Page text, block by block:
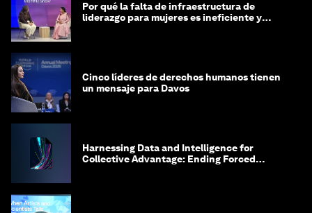
Por qué la falta de infraestructura de
liderazgo para mujeres es ineficiente y
Cinco líderes de derechos humanos tienen
un mensaje para Davos
Harnessing Data and Intelligence for
Collective Advantage: Ending Forced